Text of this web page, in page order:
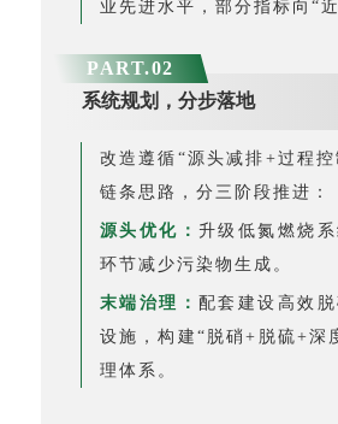
业先进水平，部分指标向“
PART.02
系统规划，分步落地
改造遵循“源头减排+过程
链条思路，分三阶段推进：
源头优化： 升级低氮燃烧
环节减少污染物生成。
末端治理： 配套建设高效
设施，构建“脱硝+脱硫+深
理体系。